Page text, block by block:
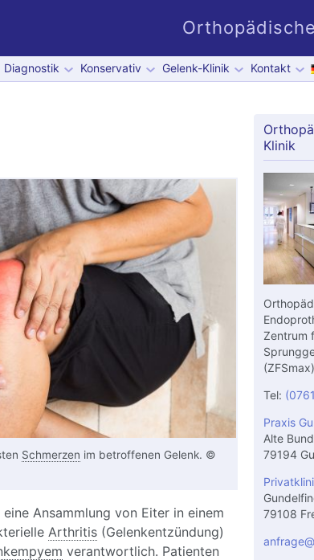
Diagnostik Konservativ Gelenk-Klinik Kontakt
Schmerzen im betroffenen Gelenk. ©
Ansammlung von Eiter in einem
Arthritis(Gelenkentzündung)
verantwortlich. Patienten
Klinik
Zentrum
(ZFSmax)
Tel:
Praxis
Alte
79194
79108